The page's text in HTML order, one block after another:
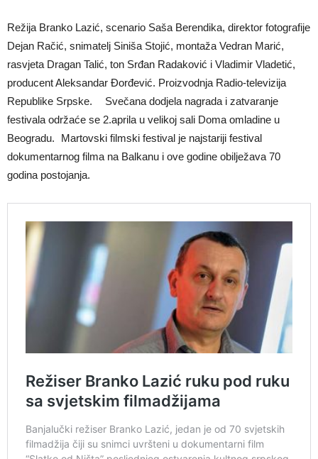
Režija Branko Lazić, scenario Saša Berendika, direktor fotografije
Dejan Račić, snimatelj Siniša Stojić, montaža Vedran Marić,
rasvjeta Dragan Talić, ton Srđan Radaković i Vladimir Vladetić,
producent Aleksandar Đorđević. Proizvodnja Radio-televizija
Republike Srpske. Svečana dodjela nagrada i zatvaranje
festivala održaće se 2.aprila u velikoj sali Doma omladine u
Beogradu. Martovski filmski festival je najstariji festival
dokumentarnog filma na Balkanu i ove godine obilježava 70
godina postojanja.